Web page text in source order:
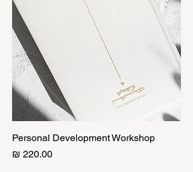
Personal Development Workshop
מחיר